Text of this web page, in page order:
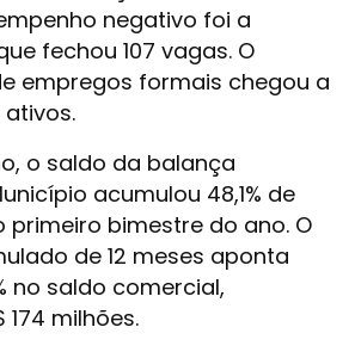
negativo foi a
fechou 107 vagas. O
empregos formais chegou a
ativos.
o saldo da balança
acumulou 48,1% de
primeiro bimestre do ano. O
de 12 meses aponta
no saldo comercial,
milhões.